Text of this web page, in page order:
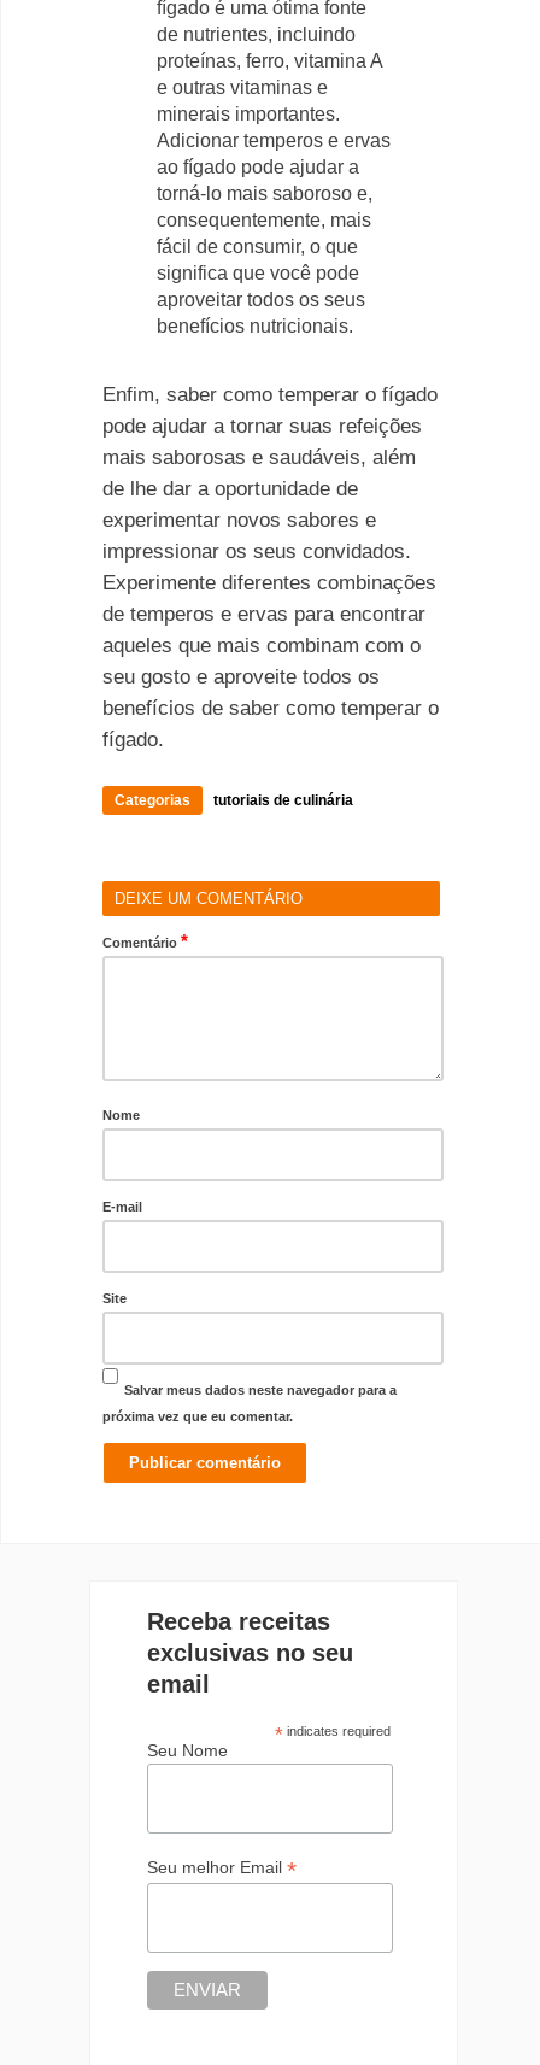
fígado é uma ótima fonte
de nutrientes, incluindo
proteínas, ferro, vitamina A
e outras vitaminas e
minerais importantes.
Adicionar temperos e ervas
ao fígado pode ajudar a
torná-lo mais saboroso e,
consequentemente, mais
fácil de consumir, o que
significa que você pode
aproveitar todos os seus
benefícios nutricionais.
Enfim, saber como temperar o fígado
pode ajudar a tornar suas refeições
mais saborosas e saudáveis, além
de lhe dar a oportunidade de
experimentar novos sabores e
impressionar os seus convidados.
Experimente diferentes combinações
de temperos e ervas para encontrar
aqueles que mais combinam com o
seu gosto e aproveite todos os
benefícios de saber como temperar o
fígado.
Categorias tutoriais de culinária
DEIXE UM COMENTÁRIO
Comentário *
Nome
E-mail
Site
Salvar meus dados neste navegador para a
próxima vez que eu comentar.
Receba receitas
exclusivas no seu
email
*indicates required
Seu Nome
Seu melhor Email *